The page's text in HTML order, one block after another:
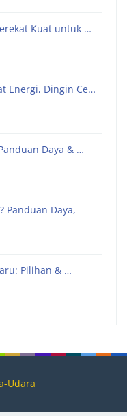
Kuat untuk …
Energi, Dingin Ce…
Daya & …
Panduan Daya,
Pilihan & …
Udara